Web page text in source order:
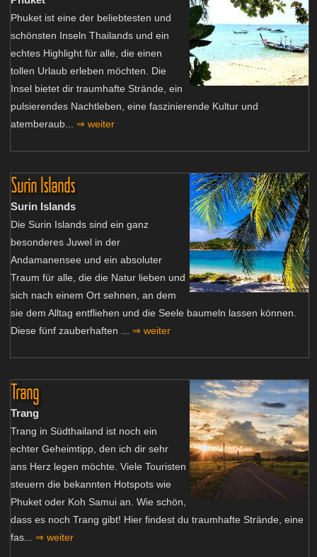
Phuket ist eine der beliebtesten und
schönsten Inseln Thailands und ein
echtes Highlight für alle, die einen
tollen Urlaub erleben möchten. Die
Insel bietet dir traumhafte Strände, ein
pulsierendes Nachtleben, eine faszinierende Kultur und
atemberaub... ⇒ weiter
Surin Islands
Surin Islands
Die Surin Islands sind ein ganz
besonderes Juwel in der
Andamanensee und ein absoluter
Traum für alle, die die Natur lieben und
sich nach einem Ort sehnen, an dem
sie dem Alltag entfliehen und die Seele baumeln lassen können.
Diese fünf zauberhaften ... ⇒ weiter
Trang
Trang
Trang in Südthailand ist noch ein
echter Geheimtipp, den ich dir sehr
ans Herz legen möchte. Viele Touristen
steuern die bekannten Hotspots wie
Phuket oder Koh Samui an. Wie schön,
dass es noch Trang gibt! Hier findest du traumhafte Strände, eine
fas... ⇒ weiter